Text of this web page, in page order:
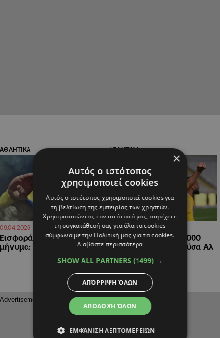
ΑΘΛΗΤΙΚΑ
09.04.2026
Εισφορά από τον Σάβιτς με
μήνυμα: «Μόνο ΑΠΟΕΛ…»
ΑΘΛΗΤΙΚΑ
08.04.2026 20:45
ΑΠΟΕΛ: Εισφορά €5.000
από τον… πρώην Μούσα Αλ
Τάαμαρι
×
Αυτός ο ιστότοπος
χρησιμοποιεί cookies
Αυτός ο ιστότοπος χρησιμοποιεί cookies για
τη βελτίωση της εμπειρίας των χρηστών.
Χρησιμοποιώντας τον ιστότοπό μας, παρέχετε
τη συγκατάθεσή σας για όλα τα cookies
σύμφωνα με την Πολιτική μας για τα cookies.
Διαβάστε περισσότερα
SHOW ALL PARTNERS (1499) →
ΑΠΟΔΟΧΉ ΌΛΩΝ
ΑΠΌΡΡΙΨΗ ΌΛΩΝ
ΕΜΦΆΝΙΣΗ ΛΕΠΤΟΜΕΡΕΙΏΝ